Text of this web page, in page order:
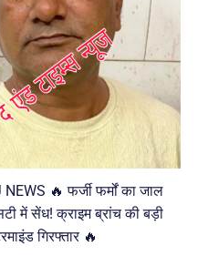
🔥 फर्जी फर्मों का जाल
में सेंध! क्राइम ब्रांच की बड़ी
गिरफ्तार 🔥